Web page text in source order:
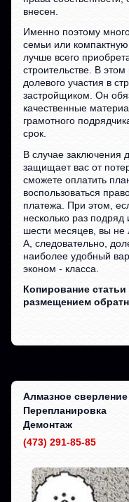
внесен.
Именно поэтому
семьи или
лучше всего
строительстве. В
долевого участия в
застройщиком. Он
качественные
грамотного
срок.
В случае заключения
защищает вас от
сможете оплатить
воспользоваться
платежа. При этом,
несколько раз
шести месяцев, вы не
А, следовательно,
наиболее удобный
эконом - класса.
Копирование статьи
размещением
Алмазное
Перепланировка
Демонтаж
(473) 291-85-85